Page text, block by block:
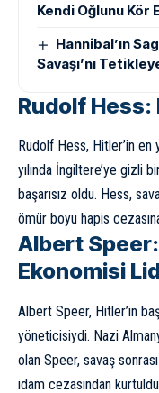
Kendi Oğlunu Kör
Hannibal’ın
Savaşı’nı
Rudolf Hess:
Rudolf Hess, Hitler’in en
yılında İngiltere’ye gizli
başarısız oldu. Hess,
ömür boyu hapis
Albert
Ekonomisi
Albert Speer, Hitler’in
yöneticisiydi. Nazi
olan Speer, savaş
idam cezasından